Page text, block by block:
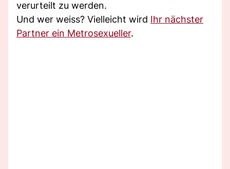
verurteilt zu werden.
Und wer weiss? Vielleicht wird Ihr nächster
Partner ein Metrosexueller.